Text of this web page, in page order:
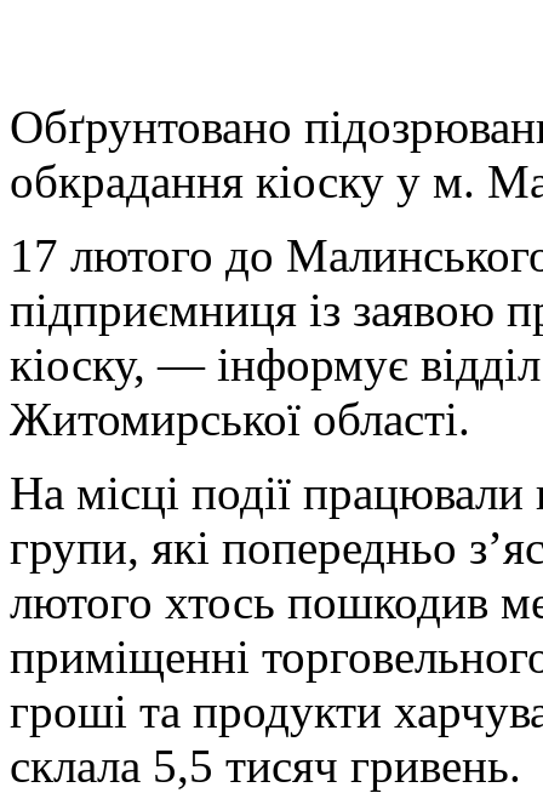
Обґрунтовано
обкрадання кіоску у м.
17 лютого до
підприємниця із заявою
кіоску, — інформує відділ
Житомирської області.
На місці події працювали
групи, які попередньо
лютого хтось пошкодив
приміщенні
гроші та продукти
склала 5,5 тисяч гривень.